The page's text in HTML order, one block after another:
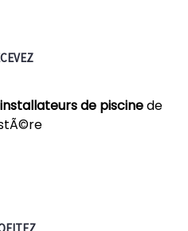
installateurs de piscinede